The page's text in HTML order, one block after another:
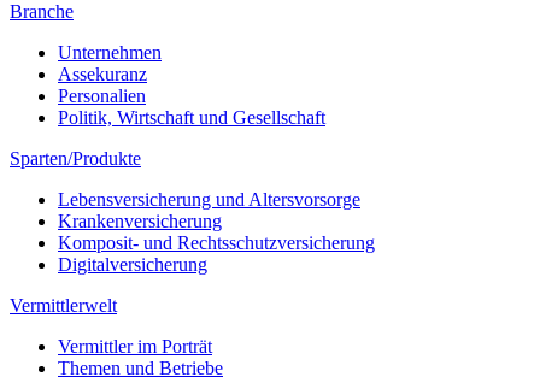
Branche
Unternehmen
Assekuranz
Personalien
Politik, Wirtschaft und Gesellschaft
Sparten/Produkte
Lebensversicherung und Altersvorsorge
Krankenversicherung
Komposit- und Rechtsschutzversicherung
Digitalversicherung
Vermittlerwelt
Vermittler im Porträt
Themen und Betriebe